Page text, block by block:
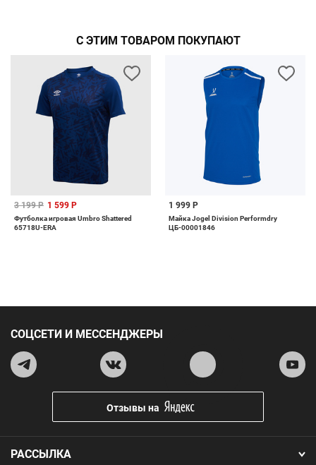
С ЭТИМ ТОВАРОМ ПОКУПАЮТ
3 199 Р 1 599 Р
Футболка игровая Umbro Shattered
65718U-ERA
1 999 Р
Майка Jogel Division Performdry
ЦБ-00001846
РАССЫЛКА
СОЦСЕТИ И МЕССЕНДЖЕРЫ
Отзывы на